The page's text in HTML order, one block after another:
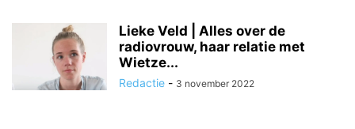
Lieke Veld | Alles over de
radiovrouw, haar relatie met
Wietze...
Redactie - 3 november 2022